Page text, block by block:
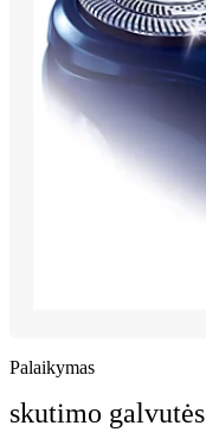
Palaikymas
skutimo galvutės